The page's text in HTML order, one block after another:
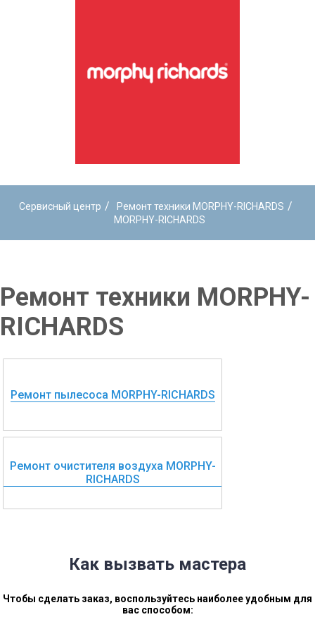
Сервисный центр / Ремонт техники MORPHY-RICHARDS /
MORPHY-RICHARDS
Ремонт техники MORPHY-
RICHARDS
Ремонт пылесоса MORPHY-RICHARDS
Ремонт очистителя воздуха MORPHY-
RICHARDS
Как вызвать мастера
Чтобы сделать заказ, воспользуйтесь наиболее удобным для
вас способом: